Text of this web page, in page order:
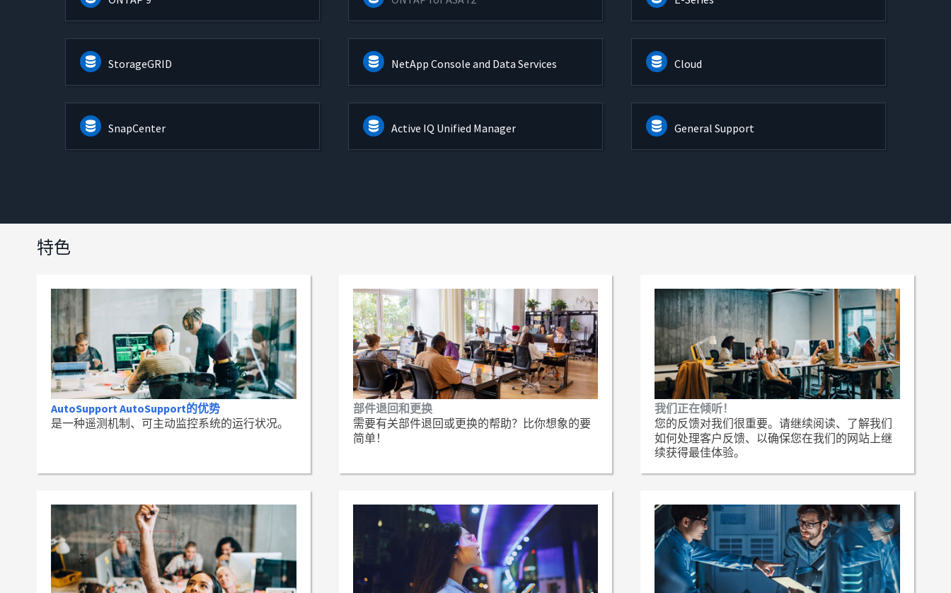
StorageGRID NetApp Console and Data Services Cloud
SnapCenter Active IQ Unified Manager General Support
特色
AutoSupport AutoSupport的优势
是一种遥测机制、可主动监控系统的运行状况。
部件退回和更换
需要有关部件退回或更换的帮助？比你想象的要
简单！
我们正在倾听！
您的反馈对我们很重要。请继续阅读、了解我们
如何处理客户反馈、以确保您在我们的网站上继
续获得最佳体验。